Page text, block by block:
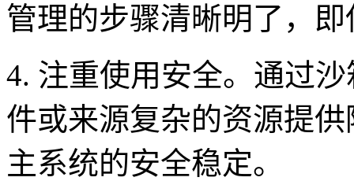
管理的步骤清晰明了，
4. 注重使用安全。通过
件或来源复杂的资源提
主系统的安全稳定。